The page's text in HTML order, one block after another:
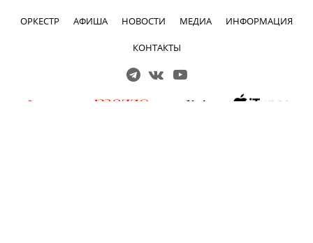
ОРКЕСТР АФИША НОВОСТИ МЕДИА ИНФОРМАЦИЯ
КОНТАКТЫ